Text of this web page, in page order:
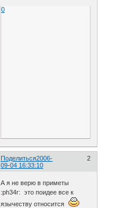
0
Поделиться 2
2006-
09-04 16:33:10
А я не верю в приметы
:ph34r: это поидее все к
язычеству относится